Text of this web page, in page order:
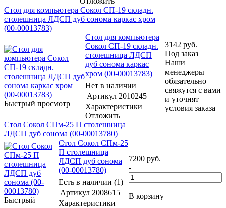
Стол для компьютера Сокол СП-19 складн.
столешница ЛДСП дуб сонома каркас хром
(00-00013783)
Быстрый просмотр
Стол для компьютера
Сокол СП-19 складн.
столешница ЛДСП
дуб сонома каркас
хром (00-00013783)
Нет в наличии
Артикул 2010245
Характеристики
Отложить
3142 руб.
Под заказ
Наши
менеджеры
обязательно
свяжутся с вами
и уточнят
условия заказа
Стол Сокол СПм-25 П столешница
ЛДСП дуб сонома (00-00013780)
Быстрый
Стол Сокол СПм-25
П столешница
ЛДСП дуб сонома
(00-00013780)
Есть в наличии (1)
Артикул 2008615
Характеристики
7200 руб.
-
+
В корзину